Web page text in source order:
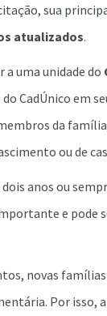
sua
atualizados.
a uma unidade do
CadÚnico em
da
ou de
anos ou
e pode
novas
Por isso,